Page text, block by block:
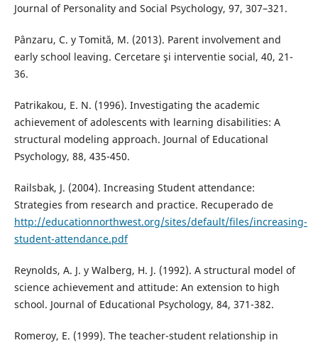
Journal of Personality and Social Psychology, 97, 307–321.
Pânzaru, C. y Tomită, M. (2013). Parent involvement and
early school leaving. Cercetare şi interventie social, 40, 21-
36.
Patrikakou, E. N. (1996). Investigating the academic
achievement of adolescents with learning disabilities: A
structural modeling approach. Journal of Educational
Psychology, 88, 435-450.
Railsbak, J. (2004). Increasing Student attendance:
Strategies from research and practice. Recuperado de
http://educationnorthwest.org/sites/default/files/increasing-
student-attendance.pdf
Reynolds, A. J. y Walberg, H. J. (1992). A structural model of
science achievement and attitude: An extension to high
school. Journal of Educational Psychology, 84, 371-382.
Romeroy, E. (1999). The teacher-student relationship in